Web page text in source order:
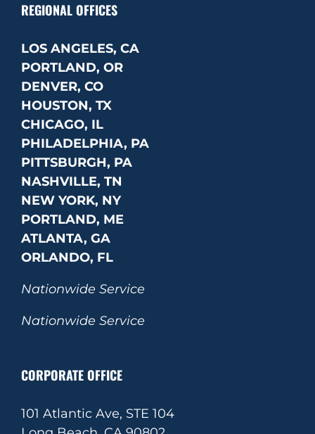
REGIONAL OFFICES
LOS ANGELES, CA
PORTLAND, OR
DENVER, CO
HOUSTON, TX
CHICAGO, IL
PHILADELPHIA, PA
PITTSBURGH, PA
NASHVILLE, TN
NEW YORK, NY
PORTLAND, ME
ATLANTA, GA
ORLANDO, FL
Nationwide Service
Nationwide Service
CORPORATE OFFICE
101 Atlantic Ave, STE 104